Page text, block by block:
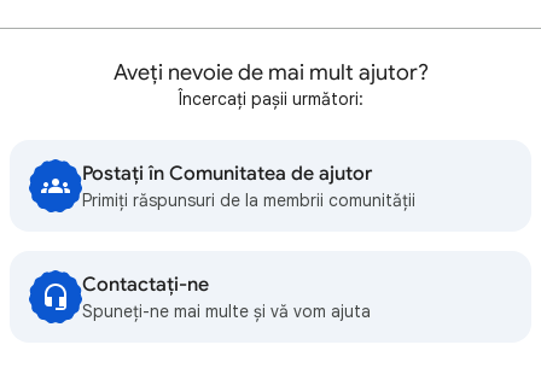
Aveți nevoie de mai mult ajutor?
Încercați pașii următori:
Postați în Comunitatea de ajutor
Primiți răspunsuri de la membrii comunității
Contactați-ne
Spuneți-ne mai multe și vă vom ajuta